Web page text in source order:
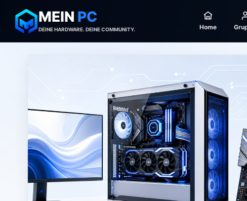
MEIN PC
DEINE HARDWARE. DEINE COMMUNITY. Home